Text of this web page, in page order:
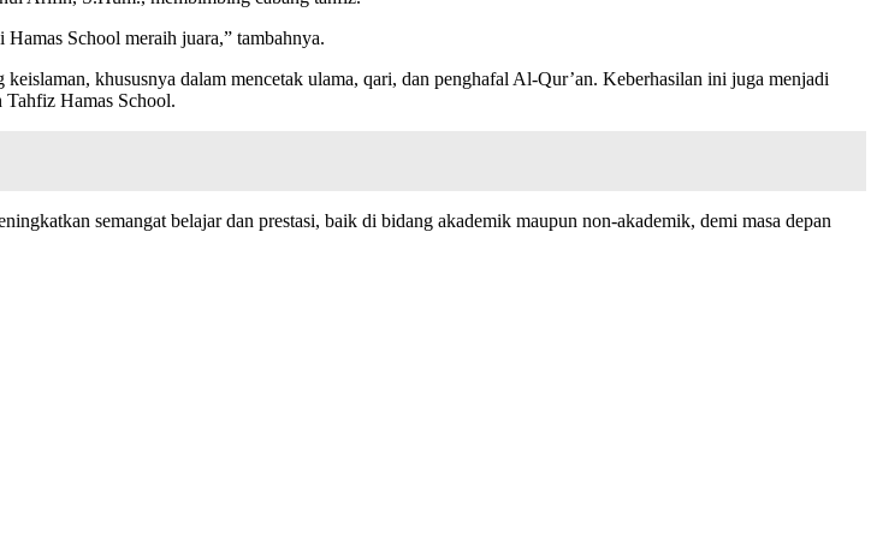
School meraih juara,” tambahnya.
khususnya dalam mencetak ulama, qari, dan penghafal Al-Qur’an. Keberhasilan ini juga menjadi
Tahfiz Hamas School.
semangat belajar dan prestasi, baik di bidang akademik maupun non-akademik, demi masa depan